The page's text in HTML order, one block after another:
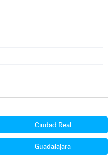
Ciudad Real
Guadalajara